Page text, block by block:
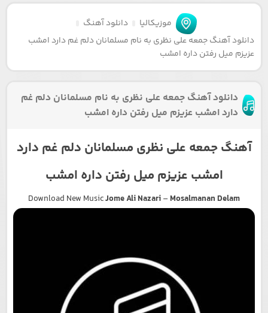
موزیکالیا
دانلود آهنگ
دانلود آهنگ جمعه علی نظری به نام مسلمانان دلم غم دارد امشب
عزیزم میل رفتن داره امشب
دانلود آهنگ جمعه علی نظری به نام مسلمانان دلم غم
دارد امشب عزیزم میل رفتن داره امشب
آهنگ جمعه علی نظری مسلمانان دلم غم دارد
امشب عزیزم میل رفتن داره امشب
Download New MusicJome Ali Nazari– Mosalmanan Delam